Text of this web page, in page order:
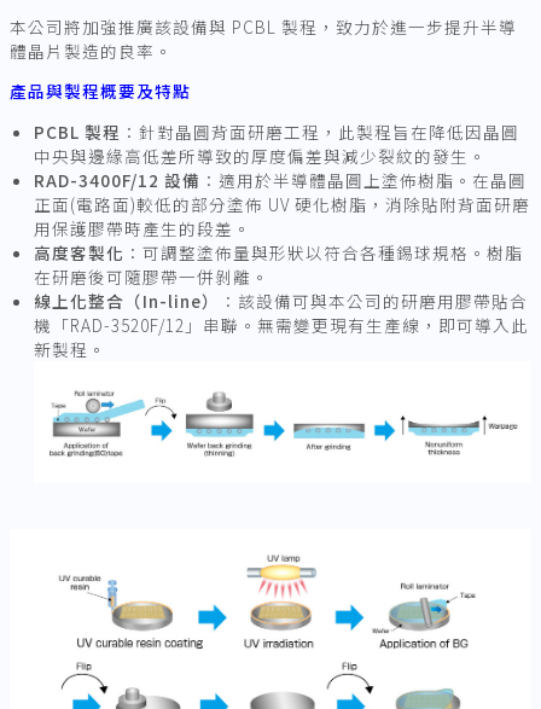
本公司將加強推廣該設備與 PCBL 製程，致力於進一步提升半導
體晶片製造的良率。
產品與製程概要及特點
PCBL 製程 ：針對晶圓背面研磨工程，此製程旨在降低因晶圓
中央與邊緣高低差所導致的厚度偏差與減少裂紋的發生。
RAD-3400F/12 設備 ：適用於半導體晶圓上塗佈樹脂。在晶圓
正面(電路面)較低的部分塗佈 UV 硬化樹脂，消除貼附背面研磨
用保護膠帶時產生的段差。
高度客製化 ：可調整塗佈量與形狀以符合各種錫球規格。樹脂
在研磨後可隨膠帶一併剝離。
線上化整合（In-line）
：該設備可與本公司的研磨用膠帶貼合
機「RAD-3520F/12」串聯。無需變更現有生產線，即可導入此
新製程。